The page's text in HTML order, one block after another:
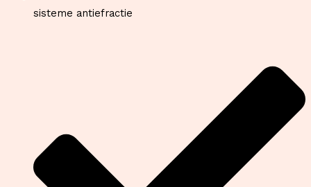
sisteme antiefractie